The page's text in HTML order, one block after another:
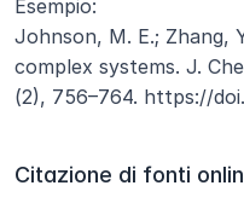
Esempio:
Johnson, M. E.; Zhang,
complex systems. J.
(2), 756–764. https://
Citazione di fonti